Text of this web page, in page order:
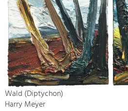
Wald (Diptychon)
Harry Meyer